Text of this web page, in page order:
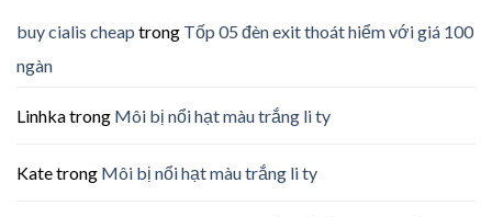
buy cialis cheap trong Tốp 05 đèn exit thoát hiểm với giá 100
ngàn
Linhkatrong Môi bị nổi hạt màu trắng li ty
Katetrong Môi bị nổi hạt màu trắng li ty